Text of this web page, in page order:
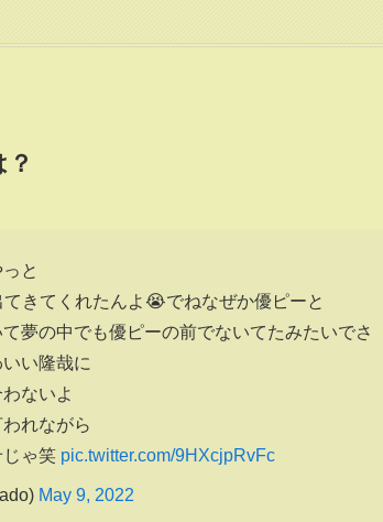
と
きてくれたんよ😭でねなぜか優ピーと
夢の中でも優ピーの前でないてたみたいでさ
い隆哉に
ないよ
れながら
ゃ笑 pic.twitter.com/9HXcjpRvFc
May 9, 2022